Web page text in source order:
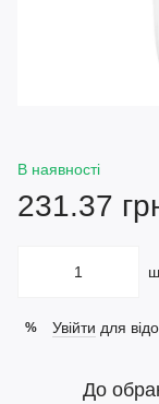
В наявності
231.37
% Увійти для
До